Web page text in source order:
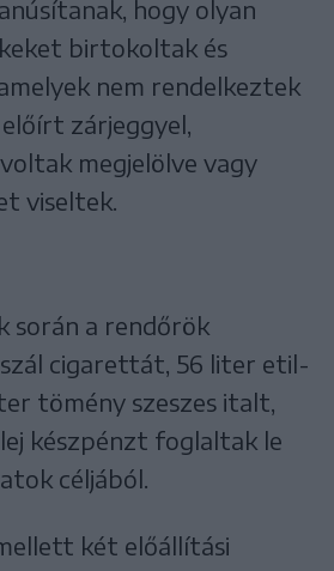
hogy olyan
birtokoltak és
nem rendelkeztek
zárjeggyel,
megjelölve vagy
viseltek.
során a rendőrök
szál cigarettát, 56 liter etil-
tömény szeszes italt,
készpénzt foglaltak le
céljából.
két előállítási